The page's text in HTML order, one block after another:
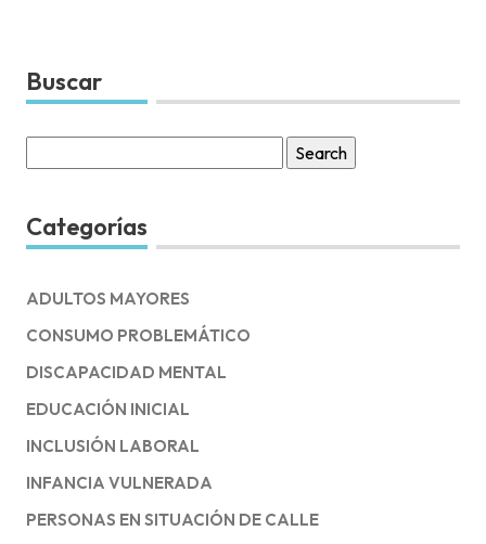
Buscar
for:
Categorías
ADULTOS MAYORES
CONSUMO PROBLEMÁTICO
DISCAPACIDAD MENTAL
EDUCACIÓN INICIAL
INCLUSIÓN LABORAL
INFANCIA VULNERADA
PERSONAS EN SITUACIÓN DE CALLE